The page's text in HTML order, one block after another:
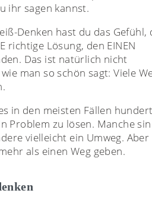
ihr sagen kannst.
Denken hast du das Gefühl,
richtige Lösung, den EINEN
Das ist natürlich nicht
man so schön sagt: Viele
in den meisten Fällen
Problem zu lösen. Manche
vielleicht ein Umweg. Aber
als einen Weg geben.